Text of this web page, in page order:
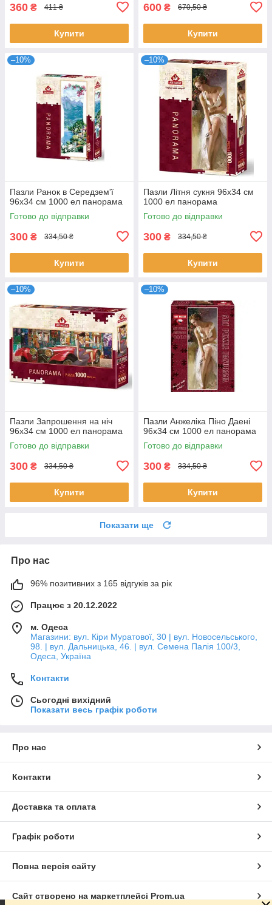
360 ₴ 411 ₴
Купити
600 ₴ 670,50 ₴
Купити
–10%
Пазли Ранок в Середзем'ї
96х34 см 1000 ел панорама
Готово до відправки
300 ₴ 334,50 ₴
Купити
–10%
Пазли Літня сукня 96х34 см
1000 ел панорама
Готово до відправки
300 ₴ 334,50 ₴
Купити
–10%
Пазли Запрошення на ніч
96х34 см 1000 ел панорама
Готово до відправки
300 ₴ 334,50 ₴
Купити
–10%
Пазли Анжеліка Піно Даені
96х34 см 1000 ел панорама
Готово до відправки
300 ₴ 334,50 ₴
Купити
Показати ще
Про нас
96% позитивних з 165 відгуків за рік
Працює з 20.12.2022
м. Одеса
Магазини: вул. Кіри Муратової, 30 | вул. Новосельського,
98. | вул. Дальницька, 46. | вул. Семена Палія 100/3,
Одеса, Україна
Контакти
Сьогодні вихідний
Показати весь графік роботи
Про нас
Контакти
Доставка та оплата
Графік роботи
Повна версія сайту
Сайт створено на маркетплейсі Prom.ua